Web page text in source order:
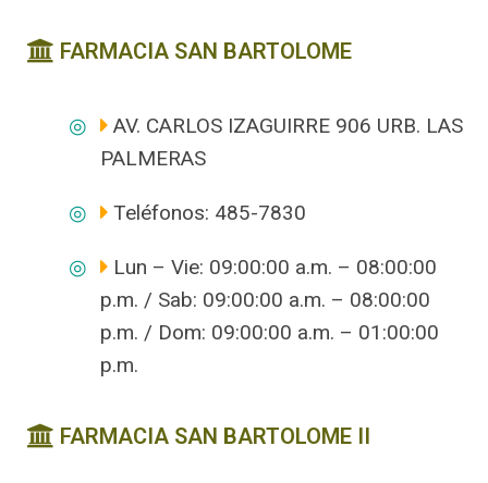
FARMACIA SAN BARTOLOME
AV. CARLOS IZAGUIRRE 906 URB. LAS
PALMERAS
Teléfonos: 485-7830
Lun – Vie: 09:00:00 a.m. – 08:00:00
p.m. / Sab: 09:00:00 a.m. – 08:00:00
p.m. / Dom: 09:00:00 a.m. – 01:00:00
p.m.
FARMACIA SAN BARTOLOME II